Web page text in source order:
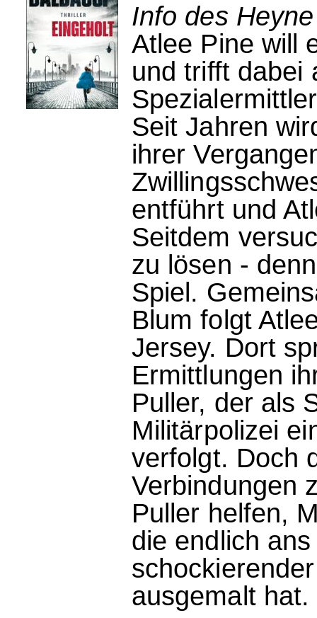
Info des
Atlee Pine will
und trifft dabei
Seit Jahren
ihrer
entführt und
Seitdem
zu lösen -
Spiel.
Blum folgt
Jersey. Dort
Ermittlungen
Puller, der als
Militärpolizei
verfolgt. Doch
Verbindungen
Puller helfen,
die endlich
ausgemalt hat.